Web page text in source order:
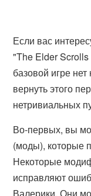
Если вас
"The Elder
базовой игре
вернуть этого
нетривиальных
Во-первых, вы
(моды), которые
Некоторые
исправляют